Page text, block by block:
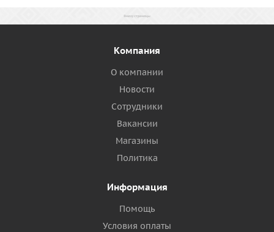
Компания
О компании
Новости
Сотрудники
Вакансии
Магазины
Политика
Информация
Помощь
Условия оплаты